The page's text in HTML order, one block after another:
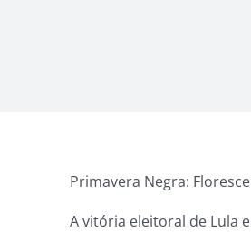
Primavera Negra:
A vitória eleitoral de Lula